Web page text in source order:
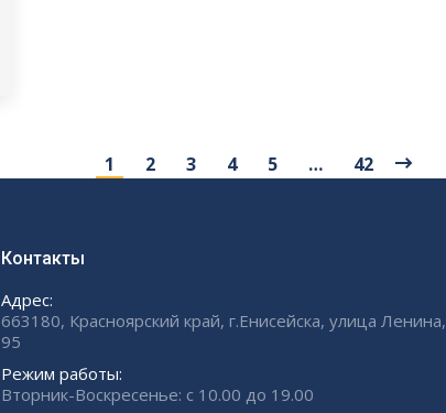
1 2 3 4 5 … 42
Контакты
Адрес:
663180, Красноярский край, г.Енисейска, улица Ленина,
95
Режим работы:
Вторник-Воскресенье: с 10.00 до 19.00